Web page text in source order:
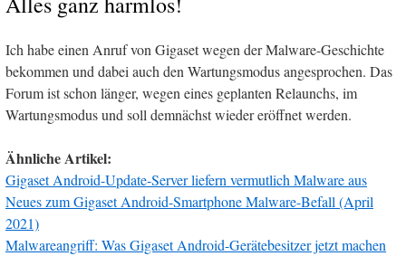
Ich habe einen Anruf von Gigaset wegen der Malware-Geschichte
bekommen und dabei auch den Wartungsmodus angesprochen. Das
Forum ist schon länger, wegen eines geplanten Relaunchs, im
Wartungsmodus und soll demnächst wieder eröffnet werden.
Ähnliche Artikel:
Gigaset Android-Update-Server liefern vermutlich Malware aus
Neues zum Gigaset Android-Smartphone Malware-Befall (April
2021)
Malwareangriff: Was Gigaset Android-Gerätebesitzer jetzt machen